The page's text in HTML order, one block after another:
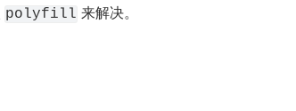
polyfill 来解决。